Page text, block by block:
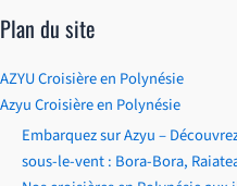
Plan du site
AZYU Croisière en Polynésie
Azyu Croisière en Polynésie
Embarquez sur Azyu –
sous-le-vent : Bora-Bora,